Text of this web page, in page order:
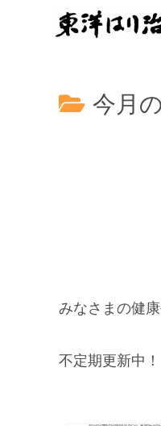
今月
みなさまの健
不定期更新中！